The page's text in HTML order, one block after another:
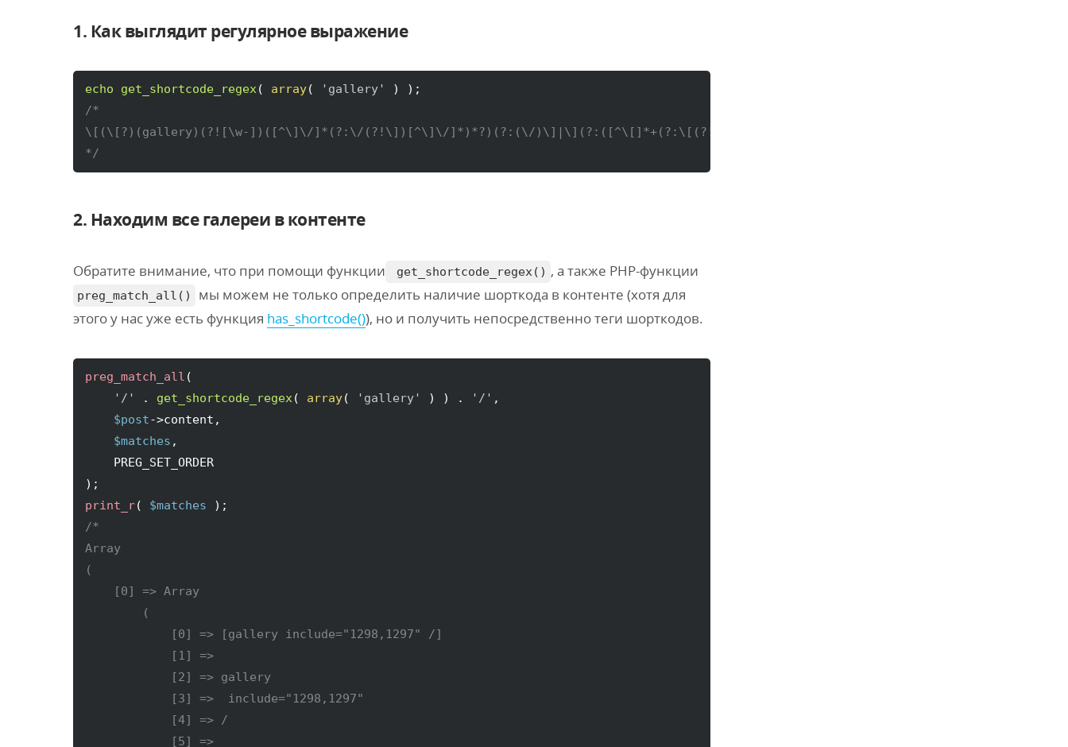
1. Как выглядит регулярное выражение
echo get_shortcode_regex( array( 'gallery' ) )
/*
\[(\[?)(gallery)(?![\w-])([^\]\/]*(?:\/(?!\])[^\]\/]*)*?)(?:(\/)\]|\](?:([^\[]*+(?:\[(?!\/\2\])[^\[]*+)*+)\[\/\2\])?)(\]?)
*/
2. Находим все галереи в контенте
Обратите внимание, что при помощи функции get_shortcode_regex() , а также PHP-функции
preg_match_all()
мы можем не только определить наличие шорткода в контенте (хотя для
этого у нас уже есть функция has_shortcode()), но и получить непосредственно теги шорткодов.
preg_match_all (
'/'
. get_shortcode_regex( array( 'gallery' ) ) . '/' ,
$post->content ,
$matches ,
)
print_r( $matches )
/*
Array
(
    [0] => Array
        (
            [0] => [gallery include="1298,1297" /]
            [1] =>
            [2] => gallery
            [3] =>  include="1298,1297"
            [4] => /
            [5] =>